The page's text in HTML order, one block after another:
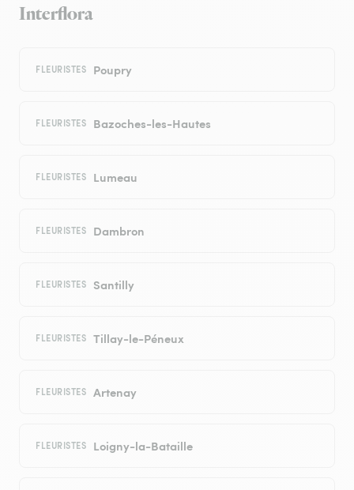
Interflora
FLEURISTES Poupry
FLEURISTES Bazoches-les-Hautes
FLEURISTES Lumeau
FLEURISTES Dambron
FLEURISTES Santilly
FLEURISTES Tillay-le-Péneux
FLEURISTES Artenay
FLEURISTES Loigny-la-Bataille